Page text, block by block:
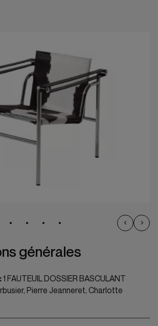
générales
1 FAUTEUIL DOSSIER BASCULANT
Pierre Jeanneret, Charlotte